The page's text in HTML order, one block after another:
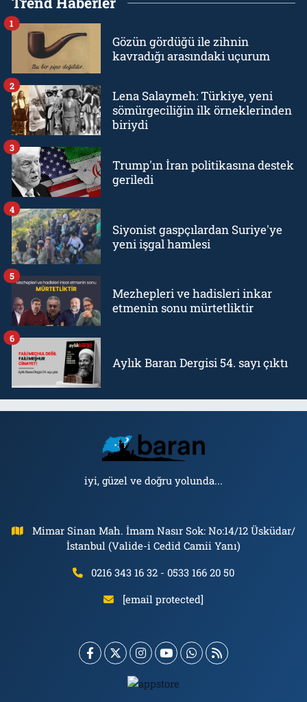
Gözün gördüğü ile zihnin
kavradığı arasındaki uçurum
1
Lena Salaymeh: Türkiye, yeni
sömürgeciliğin ilk örneklerinden
biriydi
2
Trump'ın İran politikasına destek
geriledi
3
Siyonist gaspçılardan Suriye'ye
yeni işgal hamlesi
4
Mezhepleri ve hadisleri inkar
etmenin sonu mürtetliktir
5
Aylık Baran Dergisi 54. sayı çıktı
6
iyi, güzel ve doğru yolunda...
Mimar Sinan Mah. İmam Nasır Sok: No:14/12 Üsküdar/
İstanbul (Valide-i Cedid Camii Yanı)
0216 343 16 32 - 0533 166 20 50
[email protected]